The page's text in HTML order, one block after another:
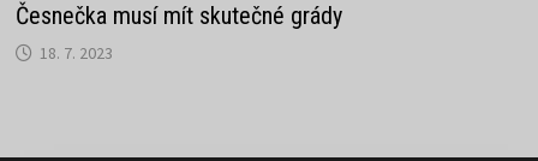
Česnečka musí mít skutečné grády
18. 7. 2023